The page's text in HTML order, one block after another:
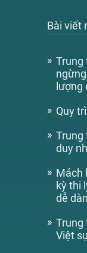
Bài viết
Trung
lượng
Quy
Trung
duy
Mách
kỳ thi
dễ
Trung
Việt